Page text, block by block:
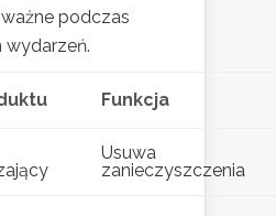
podczas
wydarzeń.
Funkcja
Usuwa
zanieczyszczenia